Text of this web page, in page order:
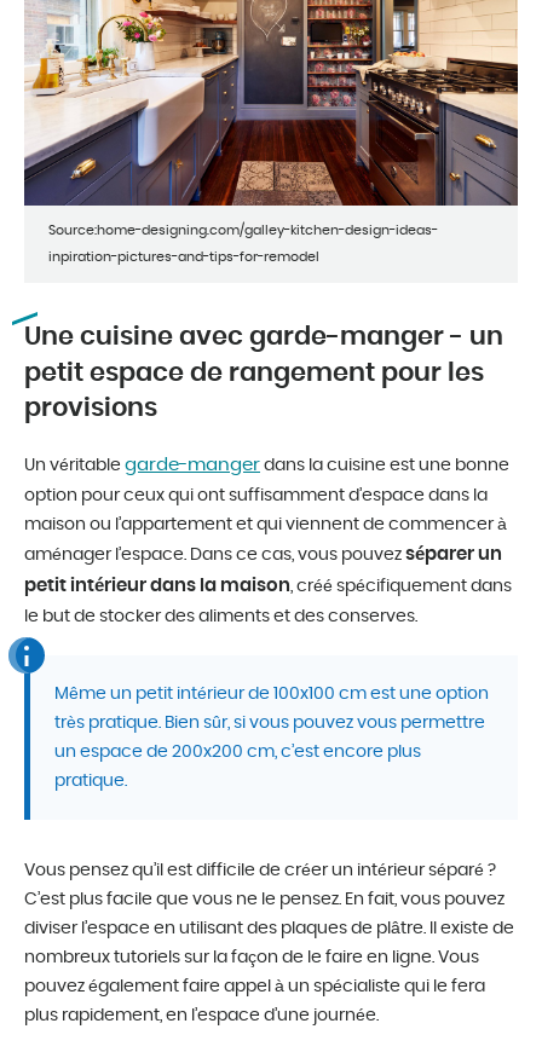
Source:home-designing.com/galley-kitchen-design-ideas-
inpiration-pictures-and-tips-for-remodel
Une cuisine avec garde-manger - un
petit espace de rangement pour les
provisions
Un véritable garde-manger dans la cuisine est une bonne
option pour ceux qui ont suffisamment d’espace dans la
maison ou l’appartement et qui viennent de commencer à
aménager l’espace. Dans ce cas, vous pouvez séparer un
petit intérieur dans la maison , créé spécifiquement dans
le but de stocker des aliments et des conserves.
Même un petit intérieur de 100x100 cm est une option
très pratique. Bien sûr, si vous pouvez vous permettre
un espace de 200x200 cm, c’est encore plus
pratique.
Vous pensez qu’il est difficile de créer un intérieur séparé ?
C’est plus facile que vous ne le pensez. En fait, vous pouvez
diviser l’espace en utilisant des plaques de plâtre. Il existe de
nombreux tutoriels sur la façon de le faire en ligne. Vous
pouvez également faire appel à un spécialiste qui le fera
plus rapidement, en l’espace d’une journée.